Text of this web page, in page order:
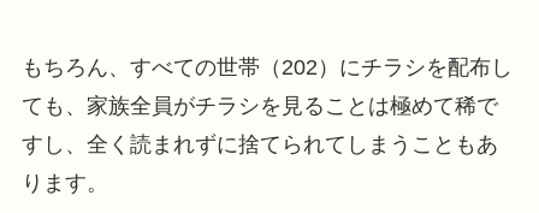
もちろん、すべての世帯（202）にチラシを配布し
ても、家族全員がチラシを見ることは極めて稀で
すし、全く読まれずに捨てられてしまうこともあ
ります。